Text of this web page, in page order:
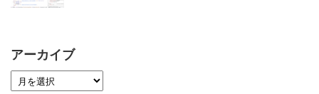
アーカイブ